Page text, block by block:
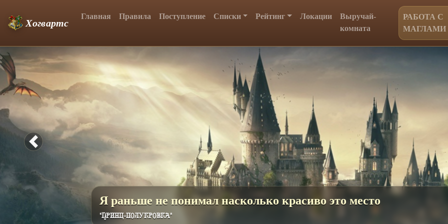
Хогвартс
Главная Правила Поступление Списки Рейтинг Локации
Выручай-
комната
РАБОТА С
МАГЛАМИ
Скоро будет доступна волшебная атрибутика
Previous